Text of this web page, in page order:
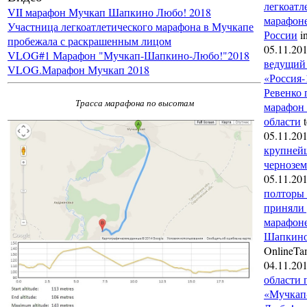
VII марафон Мучкап Шапкино Любо! 2018
Участница легкоатлетического марафона в Мучкапе
пробежала с раскрашенным лицом
VLOG#1 Марафон "Мучкап-Шапкино-Любо!"2018
VLOG.Марафон Мучкап 2018
Трасса марафона по высотам
России
ведущий
Ревенко
марафон
области
полторы
приняли
области